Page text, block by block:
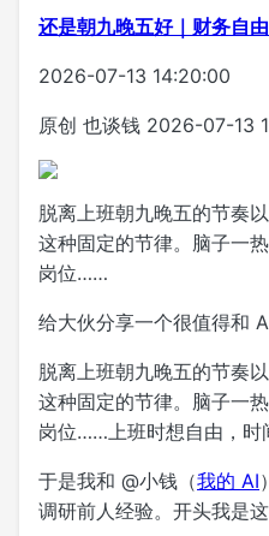
还是朝九晚五好｜财务自
2026-07-13 14:20:00
原创 也谈钱 2026-07-13
脱离上班朝九晚五的节奏
这种固定的节律。脑子一
岗位……
给大伙分享一个很值得和
脱离上班朝九晚五的节奏
这种固定的节律。脑子一
岗位……上班时想自由，时
于是我和 @小钱（我的 AI）
调研前人经验。开头我是这